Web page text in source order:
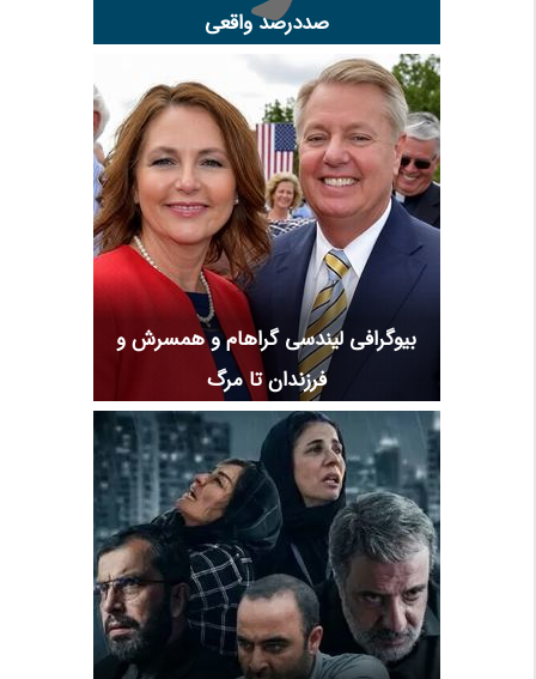
صددرصد واقعی
بیوگرافی لیندسی گراهام و همسرش و
فرزندان تا مرگ